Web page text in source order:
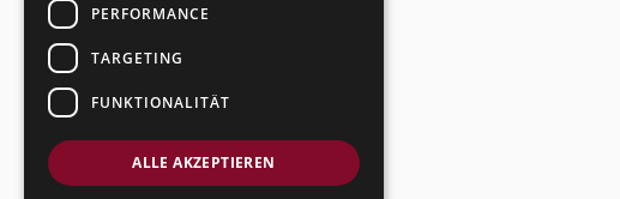
PERFORMANCE
TARGETING
FUNKTIONALITÄT
ALLE AKZEPTIEREN